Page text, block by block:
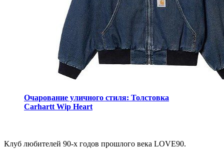
Очарование уличного стиля: Толстовка
Carhartt Wip Heart
Клуб любителей 90-х годов прошлого века LOVE90.